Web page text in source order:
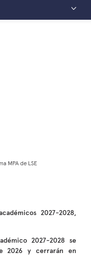
MPA de LSE
2027-2028,
2027-2028 se
2026 y cerrarán en